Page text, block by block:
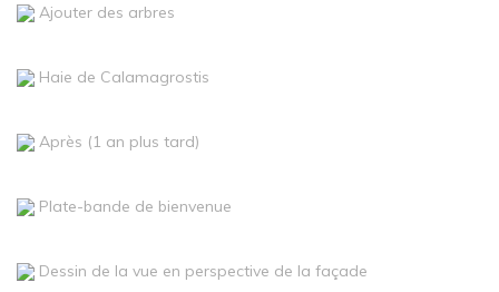
Ajouter des arbres
Haie de Calamagrostis
Après (1 an plus tard)
Plate-bande de bienvenue
Dessin de la vue en perspective de la façade